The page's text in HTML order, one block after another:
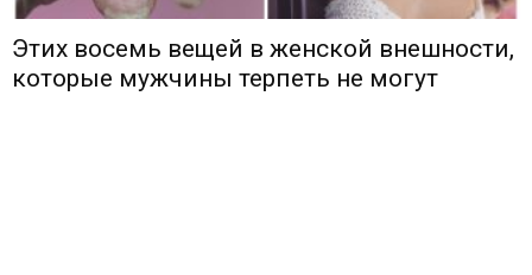
Этих восемь вещей в женской внешности,
которые мужчины терпеть не могут